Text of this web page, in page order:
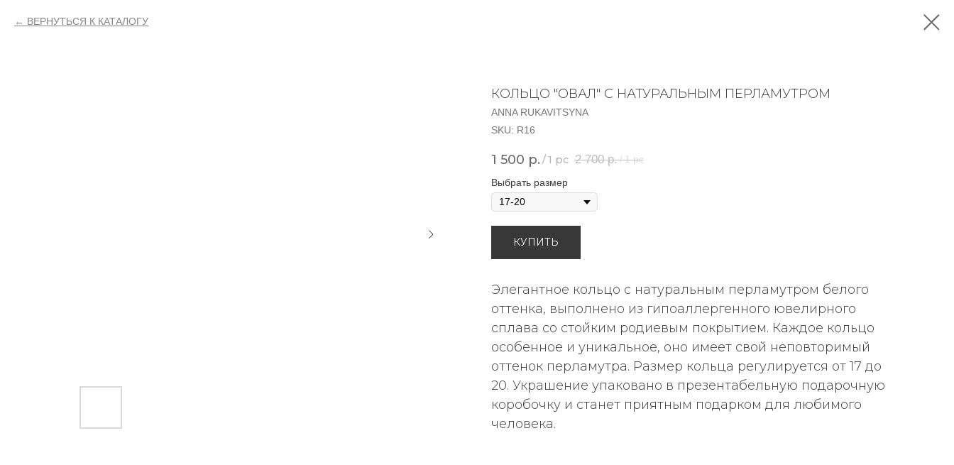
ВЕРНУТЬСЯ К КАТАЛОГУ
КОЛЬЦО "ОВАЛ" С НАТУРАЛЬНЫМ ПЕРЛАМУТРОМ
ANNA RUKAVITSYNA
SKU: R16
1 500 р. /1 pc 2 700 р. / 1 pc
Выбрать размер
КУПИТЬ
Элегантное кольцо с натуральным перламутром белого
оттенка, выполнено из гипоаллергенного ювелирного
сплава со стойким родиевым покрытием. Каждое кольцо
особенное и уникальное, оно имеет свой неповторимый
оттенок перламутра. Размер кольца регулируется от 17 до
20. Украшение упаковано в презентабельную подарочную
коробочку и станет приятным подарком для любимого
человека.